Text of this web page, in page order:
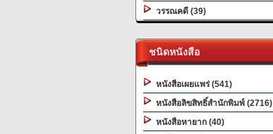
วรรณคดี (39)
ชนิดหนังสือ
หนังสือเผยแพร่ (541)
หนังสือลิขสิทธิ์สำนักพิมพ์ (2716)
หนังสือหายาก (40)